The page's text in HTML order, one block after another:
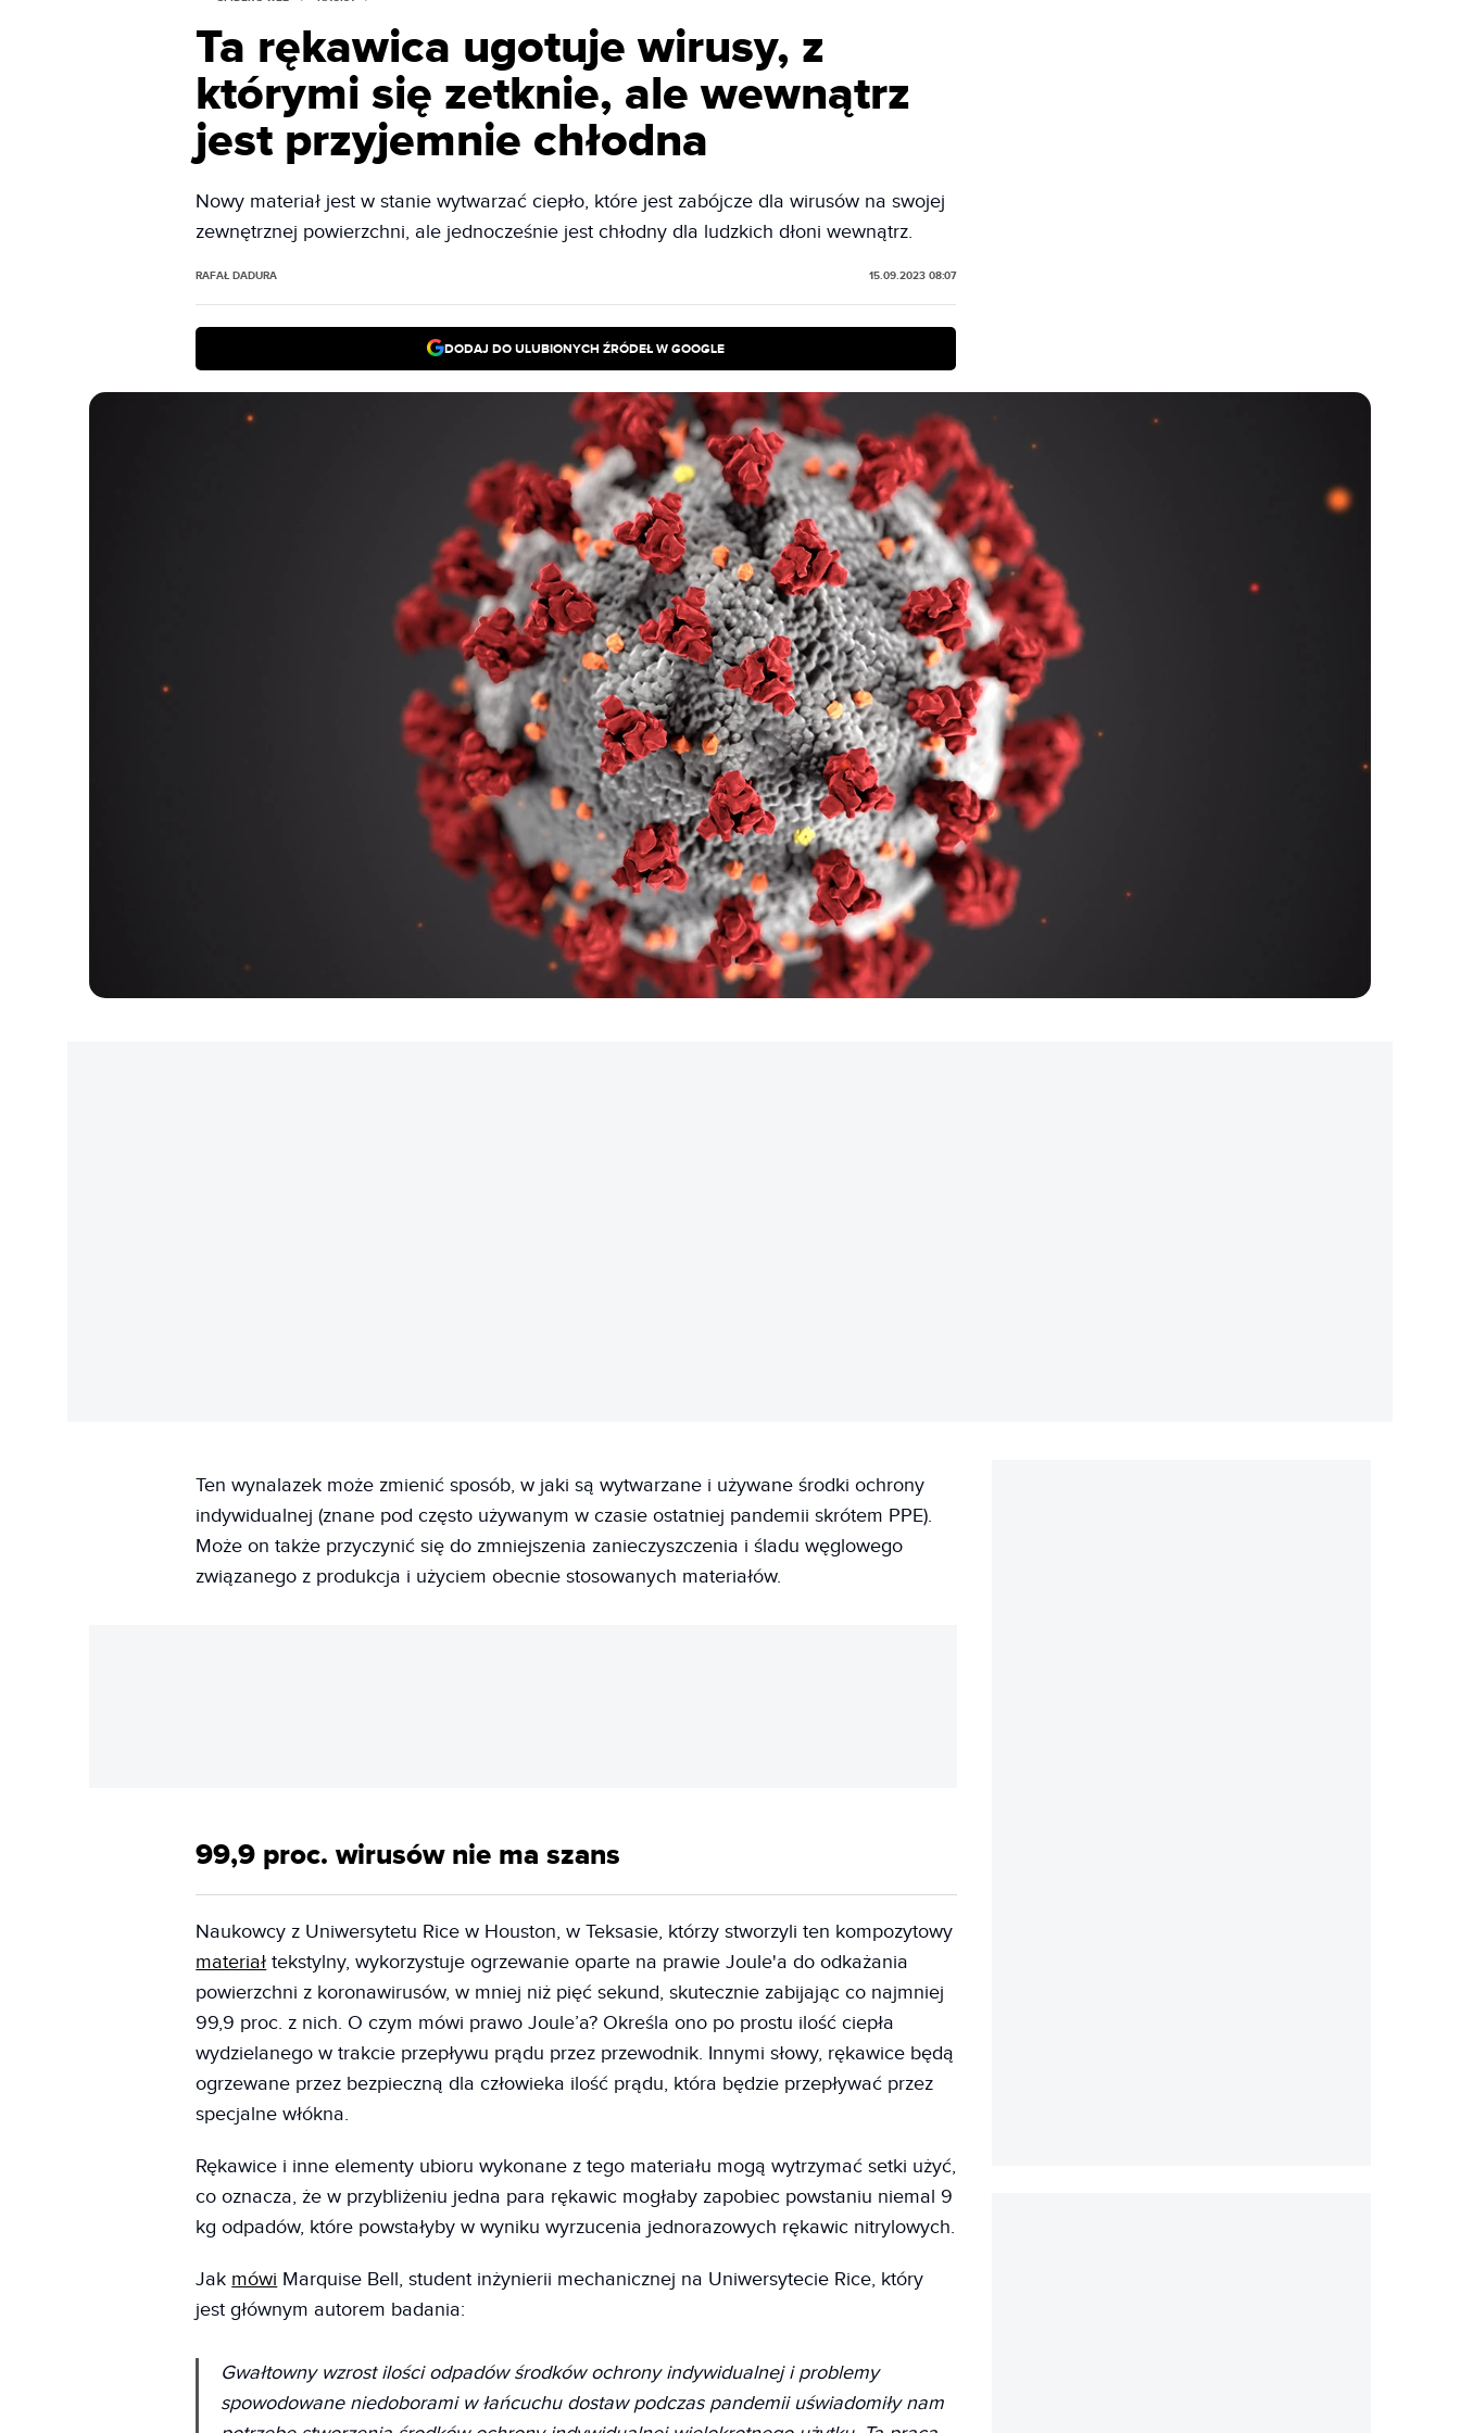
Ta rękawica ugotuje wirusy, z
którymi się zetknie, ale wewnątrz
jest przyjemnie chłodna
Nowy materiał jest w stanie wytwarzać ciepło, które jest zabójcze dla wirusów na swojej
zewnętrznej powierzchni, ale jednocześnie jest chłodny dla ludzkich dłoni wewnątrz.
RAFAŁ DADURA 15.09.2023 08:07
DODAJ DO ULUBIONYCH ŹRÓDEŁ W GOOGLE
Ten wynalazek może zmienić sposób, w jaki są wytwarzane i używane środki ochrony
indywidualnej (znane pod często używanym w czasie ostatniej pandemii skrótem PPE).
Może on także przyczynić się do zmniejszenia zanieczyszczenia i śladu węglowego
związanego z produkcja i użyciem obecnie stosowanych materiałów.
99,9 proc. wirusów nie ma szans
Naukowcy z Uniwersytetu Rice w Houston, w Teksasie, którzy stworzyli ten kompozytowy
materiał tekstylny, wykorzystuje ogrzewanie oparte na prawie Joule'a do odkażania
powierzchni z koronawirusów, w mniej niż pięć sekund, skutecznie zabijając co najmniej
99,9 proc. z nich. O czym mówi prawo Joule’a? Określa ono po prostu ilość ciepła
wydzielanego w trakcie przepływu prądu przez przewodnik. Innymi słowy, rękawice będą
ogrzewane przez bezpieczną dla człowieka ilość prądu, która będzie przepływać przez
specjalne włókna.
Rękawice i inne elementy ubioru wykonane z tego materiału mogą wytrzymać setki użyć,
co oznacza, że w przybliżeniu jedna para rękawic mogłaby zapobiec powstaniu niemal 9
kg odpadów, które powstałyby w wyniku wyrzucenia jednorazowych rękawic nitrylowych.
Jak mówi Marquise Bell, student inżynierii mechanicznej na Uniwersytecie Rice, który
jest głównym autorem badania:
Gwałtowny wzrost ilości odpadów środków ochrony indywidualnej i problemy
spowodowane niedoborami w łańcuchu dostaw podczas pandemii uświadomiły nam